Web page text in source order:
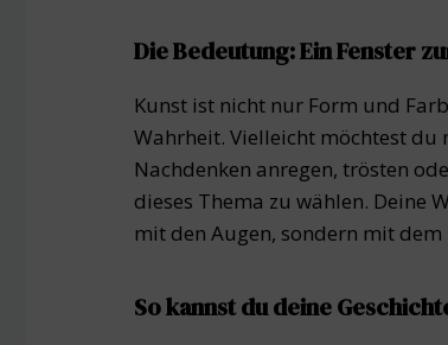
Die Bedeutung: Ein Fenster
Kunst ist nicht nur Form und
Wahrheit. Vielleicht möchtest du
Nachdenken anregen, trösten
dieses Thema zu wählen. Deine
mit den Augen, sondern mit dem
So kannst du deine